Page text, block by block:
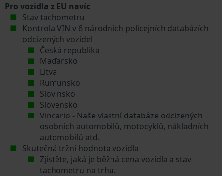
Pro vozidla z EU navíc
Stav tachometru
Kontrola VIN v 6 národních policejních databázích
odcizených vozidel
Česká republika
Maďarsko
Litva
Rumunsko
Slovinsko
Slovensko
Vincario - Naše vlastní databáze odcizených
osobních automobilů, motocyklů, nákladních
automobilů atd.
Skutečná tržní hodnota vozidla
Zjistěte, jaká je běžná cena vozidla a stav
tachometru na trhu.